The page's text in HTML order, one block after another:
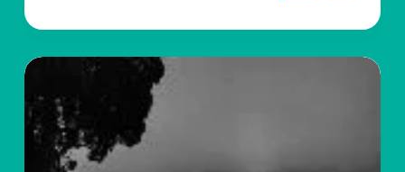
بیوگرافی
🌚